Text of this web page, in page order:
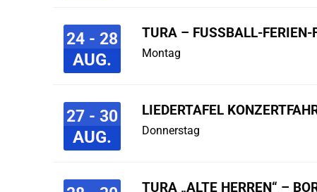
24 - 28
AUG.
TURA – FUSSBALL-FERIEN-
Montag
27 - 30
AUG.
LIEDERTAFEL
Donnerstag
TURA „ALTE HERREN“ –